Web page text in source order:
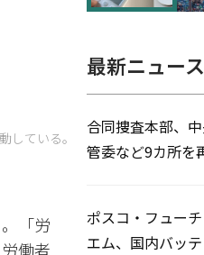
している。
「労
働者
検
最新ニュース
合同捜査本部、
管委など9カ所を
ポスコ・フュー
エム、国内バッ